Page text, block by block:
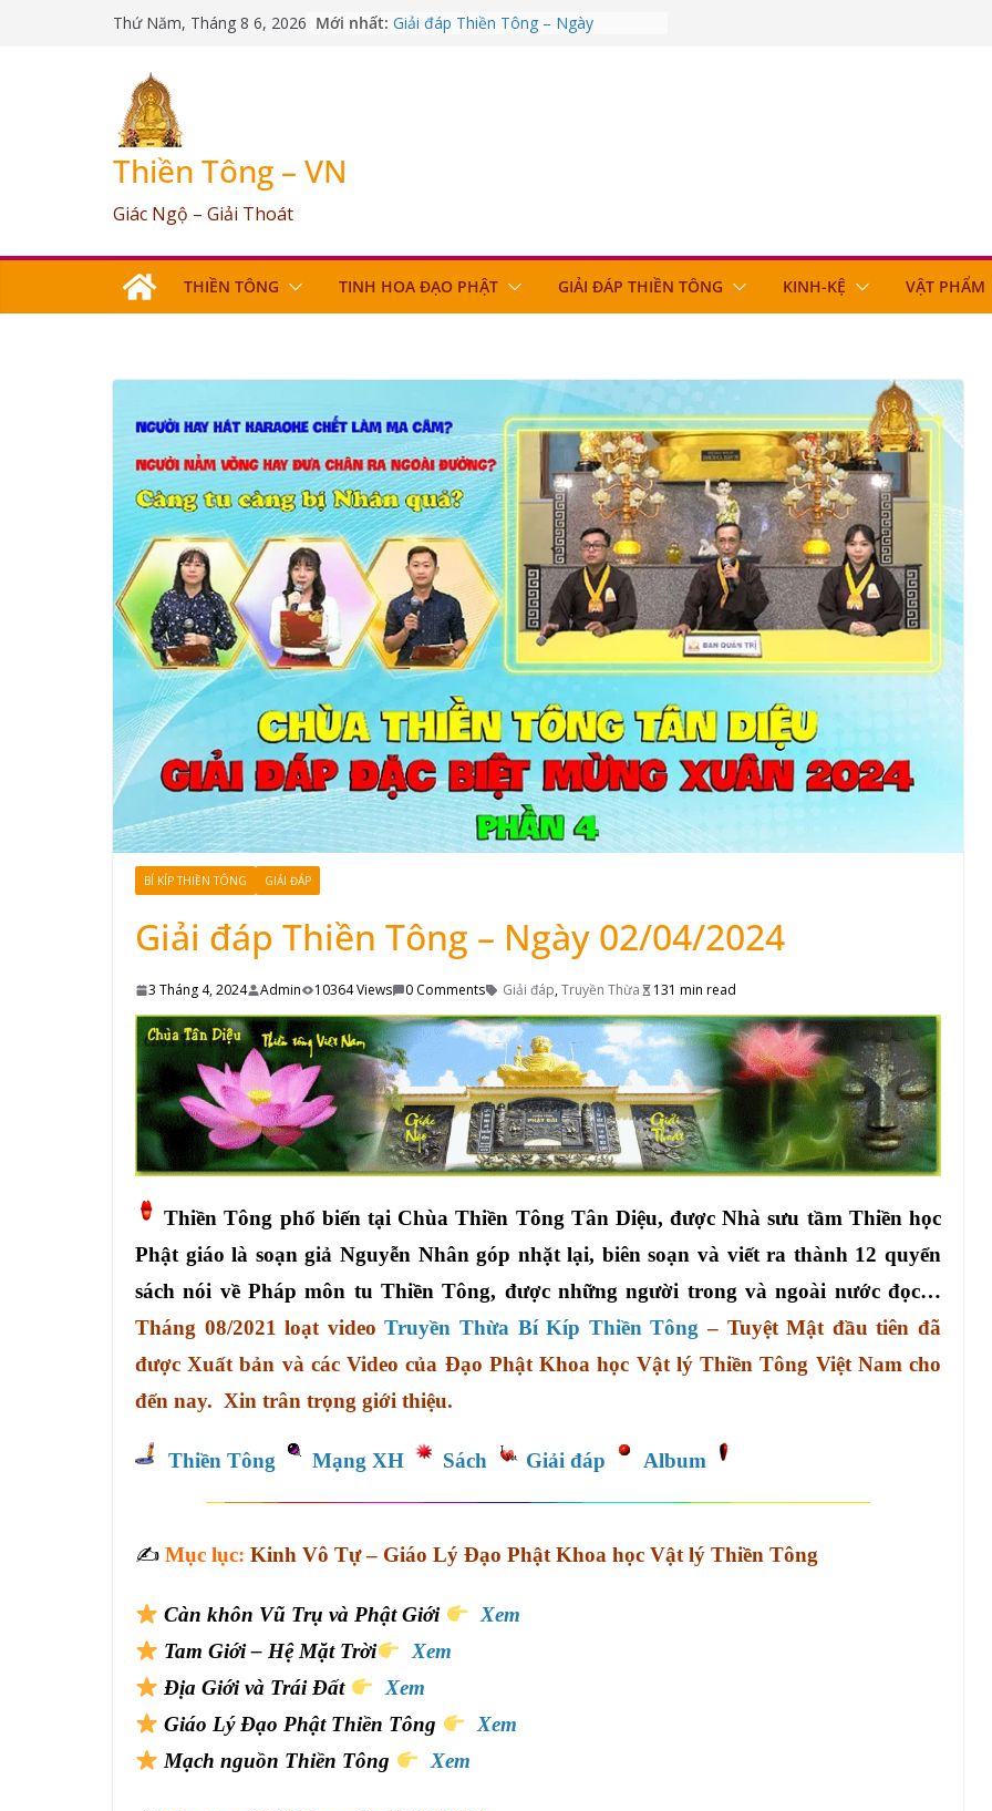
Thứ Năm, Tháng 8 6, 2026 Mới nhất: Giải đáp Thiền Tông – Ngày
Thiền Tông – VN
Giác Ngộ – Giải Thoát
THIỀN TÔNG TINH HOA ĐẠO PHẬT GIẢI ĐÁP THIỀN TÔNG KINH-KỆ VẬT PHẨM
BÍ KÍP THIỀN TÔNG GIẢI ĐÁP
Giải đáp Thiền Tông – Ngày 02/04/2024
3 Tháng 4, 2024 Admin 10364 Views 0 Comments Giải đáp,Truyền Thừa 131 min read
Thiền Tông phổ biến tại Chùa Thiền Tông Tân Diệu, được Nhà sưu tầm Thiền học
Phật giáo là soạn giả Nguyễn Nhân góp nhặt lại, biên soạn và viết ra thành 12 quyển
sách nói về Pháp môn tu Thiền Tông, được những người trong và ngoài nước đọc…
Tháng 08/2021 loạt videoTruyền Thừa Bí Kíp Thiền Tông – Tuyệt Mật đầu tiên đã
được Xuất bản và các Video của Đạo Phật Khoa học Vật lý Thiền Tông Việt Nam cho
đến nay. Xin trân trọng giới thiệu.
Thiền Tông Mạng XH Sách Giải đáp Album
✍️ Mục lục: Kinh Vô Tự – Giáo Lý Đạo Phật Khoa học Vật lý Thiền Tông
Càn khôn Vũ Trụ và Phật Giới
Xem
Tam Giới – Hệ Mặt Trời
Xem
Địa Giới và Trái Đất
Xem
Giáo Lý Đạo Phật Thiền Tông
Xem
Mạch nguồn Thiền Tông
Xem